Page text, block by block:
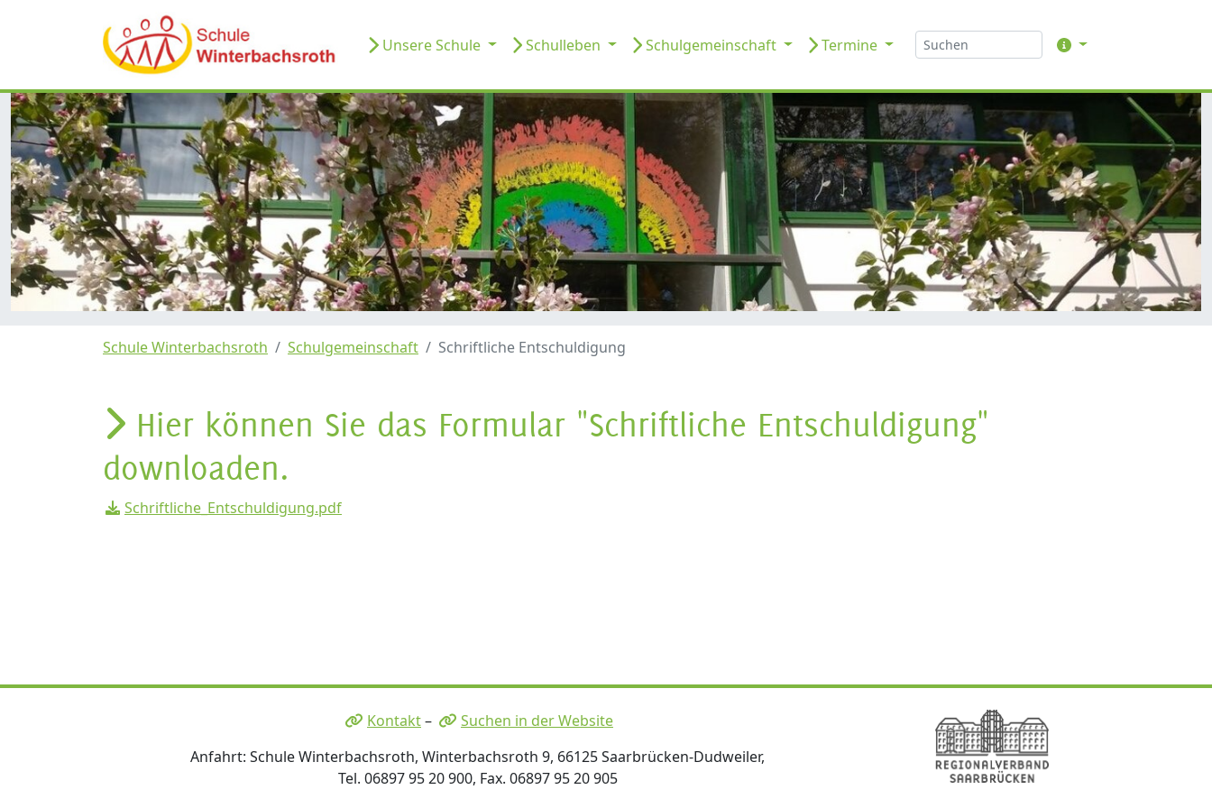
Unsere Schule Schulleben Schulgemeinschaft Termine
Schule Winterbachsroth Schulgemeinschaft Schriftliche Entschuldigung
Hier können Sie das Formular "Schriftliche Entschuldigung"
downloaden.
Schriftliche_Entschuldigung.pdf
Kontakt–
Suchen in der Website
Anfahrt: Schule Winterbachsroth, Winterbachsroth 9, 66125 Saarbrücken-Dudweiler,
Tel. 06897 95 20 900, Fax. 06897 95 20 905